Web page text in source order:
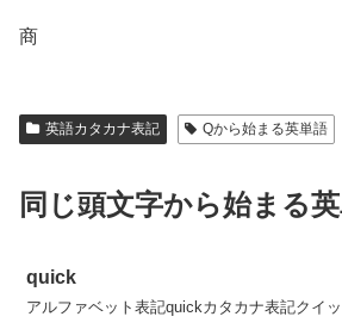
商
英語カタカナ表記 Qから始まる英単語
同じ頭文字から始まる
quick
アルファベット表記quickカタカナ表記クイ